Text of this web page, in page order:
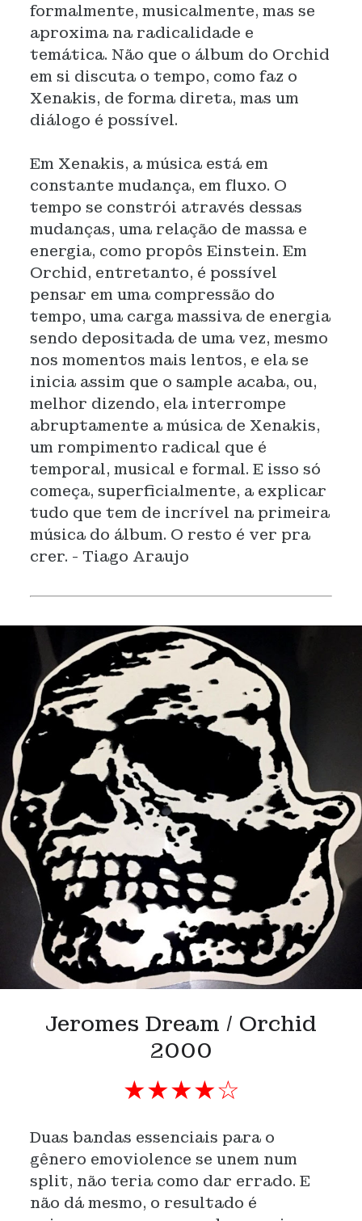
formalmente, musicalmente, mas se
aproxima na radicalidade e
temática. Não que o álbum do Orchid
em si discuta o tempo, como faz o
Xenakis, de forma direta, mas um
diálogo é possível.
Em Xenakis, a música está em
constante mudança, em fluxo. O
tempo se constrói através dessas
mudanças, uma relação de massa e
energia, como propôs Einstein. Em
Orchid, entretanto, é possível
pensar em uma compressão do
tempo, uma carga massiva de energia
sendo depositada de uma vez, mesmo
nos momentos mais lentos, e ela se
inicia assim que o sample acaba, ou,
melhor dizendo, ela interrompe
abruptamente a música de Xenakis,
um rompimento radical que é
temporal, musical e formal. E isso só
começa, superficialmente, a explicar
tudo que tem de incrível na primeira
música do álbum. O resto é ver pra
crer. - Tiago Araujo
Jeromes Dream / Orchid
2000
★★★★☆
Duas bandas essenciais para o
gênero emoviolence se unem num
split, não teria como dar errado. E
não dá mesmo, o resultado é